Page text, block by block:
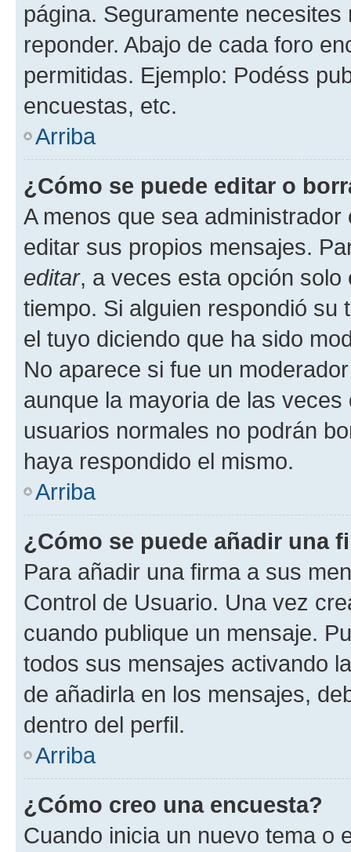
página. Seguramente
reponder. Abajo de cada foro
permitidas. Ejemplo: Podéss
encuestas, etc.
Arriba
¿Cómo se puede editar o
A menos que sea
editar sus propios mensajes.
editar, a veces esta opción
tiempo. Si alguien respondió
el tuyo diciendo que ha sido
No aparece si fue un
aunque la mayoria de las
usuarios normales no podrán
haya respondido el mismo.
Arriba
¿Cómo se puede añadir una
Para añadir una firma a sus
Control de Usuario. Una vez
cuando publique un mensaje.
todos sus mensajes activando
de añadirla en los mensajes,
dentro del perfil.
Arriba
¿Cómo creo una encuesta?
Cuando inicia un nuevo tema o